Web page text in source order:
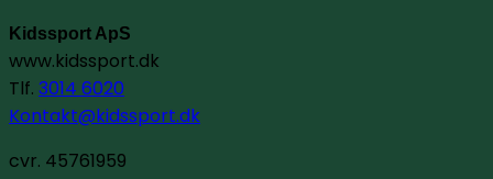
Kidssport ApS
www.kidssport.dk
Tlf. 3014 6020
Kontakt@kidssport.dk
cvr. 45761959